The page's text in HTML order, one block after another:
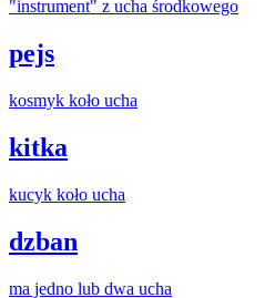
"instrument" z ucha środkowego
pejs
kosmyk koło ucha
kitka
kucyk koło ucha
dzban
ma jedno lub dwa ucha